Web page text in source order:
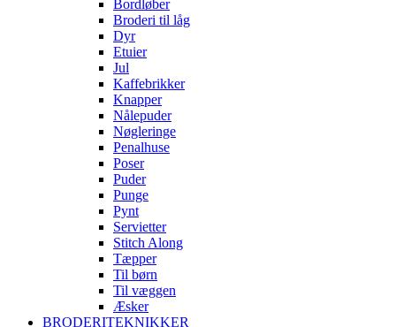
Bordløber
Broderi til låg
Dyr
Etuier
Jul
Kaffebrikker
Knapper
Nålepuder
Nøgleringe
Penalhuse
Poser
Puder
Punge
Pynt
Servietter
Stitch Along
Tæpper
Til børn
Til væggen
Æsker
BRODERITEKNIKKER